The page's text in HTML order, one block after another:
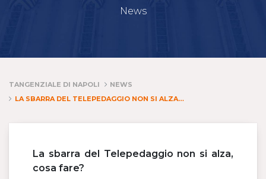
News
TANGENZIALE DI NAPOLI
NEWS
LA SBARRA DEL TELEPEDAGGIO NON SI ALZA, COSA POSSO FARE?
La sbarra del Telepedaggio non si alza,
cosa fare?